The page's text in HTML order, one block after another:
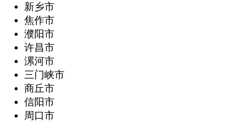
新乡市
焦作市
濮阳市
许昌市
漯河市
三门峡市
商丘市
信阳市
周口市